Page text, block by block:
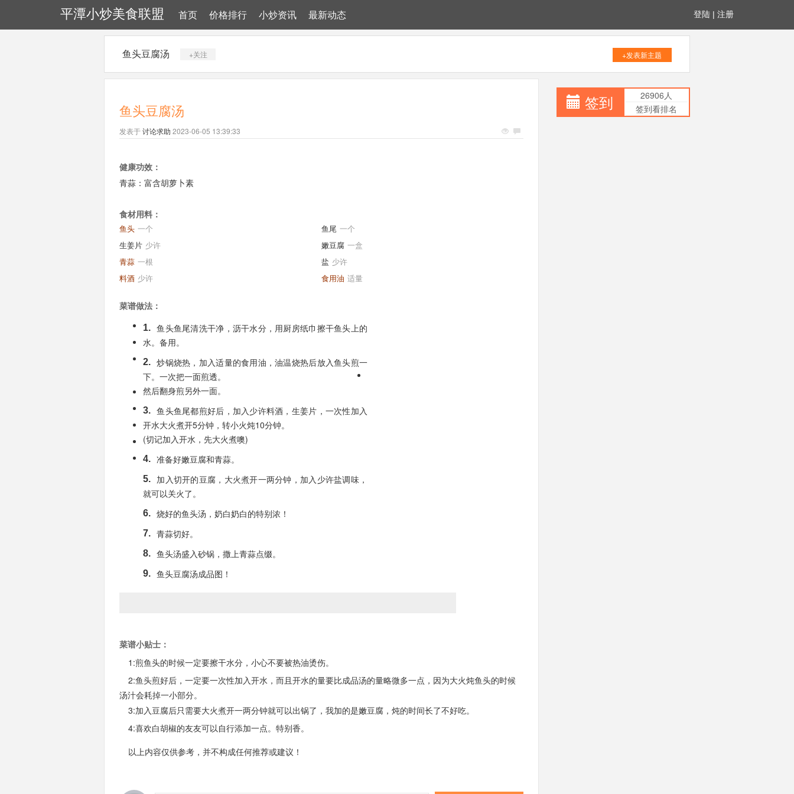
平潭小炒美食联盟 首页 价格排行 小炒资讯 最新动态 登陆 | 注册
鱼头豆腐汤 +关注 +发表新主题
鱼头豆腐汤
发表于讨论求助 2023-06-05 13:39:33
健康功效：
青蒜：富含胡萝卜素
食材用料：
鱼头 一个 鱼尾 一个
生姜片 少许 嫩豆腐 一盒
青蒜 一根 盐 少许
料酒 少许 食用油 适量
菜谱做法：
1.
鱼头鱼尾清洗干净，沥干水分，用厨房纸巾擦干鱼头上的
水。备用。
2.
炒锅烧热，加入适量的食用油，油温烧热后放入鱼头煎一
下。一次把一面煎透。
然后翻身煎另外一面。
3.
鱼头鱼尾都煎好后，加入少许料酒，生姜片，一次性加入
开水大火煮开5分钟，转小火炖10分钟。
(切记加入开水，先大火煮噢)
4. 准备好嫩豆腐和青蒜。
5.
加入切开的豆腐，大火煮开一两分钟，加入少许盐调味，
就可以关火了。
6. 烧好的鱼头汤，奶白奶白的特别浓！
7. 青蒜切好。
8. 鱼头汤盛入砂锅，撒上青蒜点缀。
9. 鱼头豆腐汤成品图！
菜谱小贴士：
1:煎鱼头的时候一定要擦干水分，小心不要被热油烫伤。
---2:鱼头煎好后，一定要一次性加入开水，而且开水的量要比成品汤的量略微多一点，因为大火炖鱼头的时候
汤汁会耗掉一小部分。
---3:加入豆腐后只需要大火煮开一两分钟就可以出锅了，我加的是嫩豆腐，炖的时间长了不好吃。
---4:喜欢白胡椒的友友可以自行添加一点。特别香。
以上内容仅供参考，并不构成任何推荐或建议！
签到
26906人
签到看排名